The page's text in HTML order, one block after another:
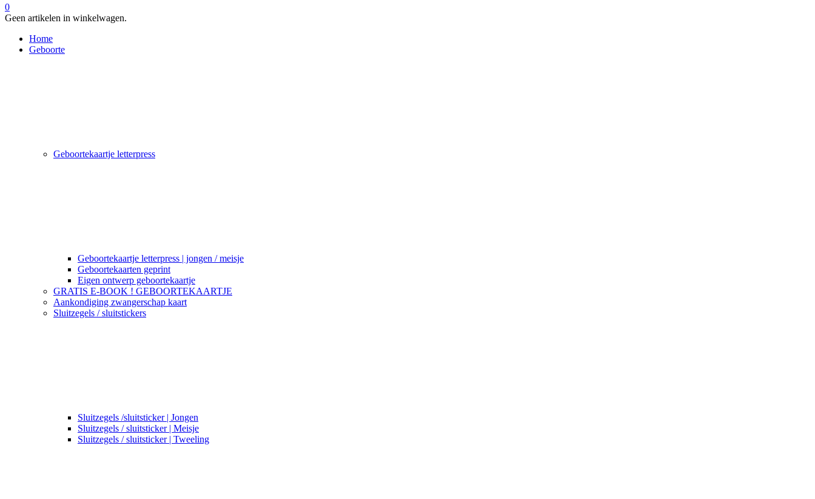
0
Geen artikelen in winkelwagen.
Home
Geboorte
Geboortekaartje letterpress
Geboortekaartje letterpress | jongen / meisje
Geboortekaarten geprint
Eigen ontwerp geboortekaartje
GRATIS E-BOOK ! GEBOORTEKAARTJE
Aankondiging zwangerschap kaart
Sluitzegels / sluitstickers
Sluitzegels /sluitsticker | Jongen
Sluitzegels / sluitsticker | Meisje
Sluitzegels / sluitsticker | Tweeling